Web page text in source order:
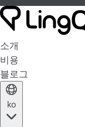
소개
비용
블로그
ko